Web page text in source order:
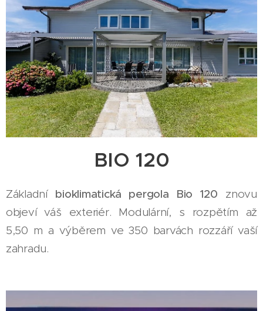
BIO 120
Základní bioklimatická pergola Bio 120 znovu
objeví váš exteriér. Modulární, s rozpětím až
5,50 m a výběrem ve 350 barvách rozzáří vaší
zahradu.